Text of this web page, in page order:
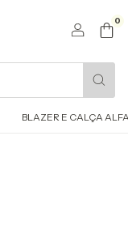
0
BLAZER E CALÇA